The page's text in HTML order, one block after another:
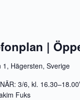
|
1, Hägersten, Sverige
3/6, kl.
Fuks